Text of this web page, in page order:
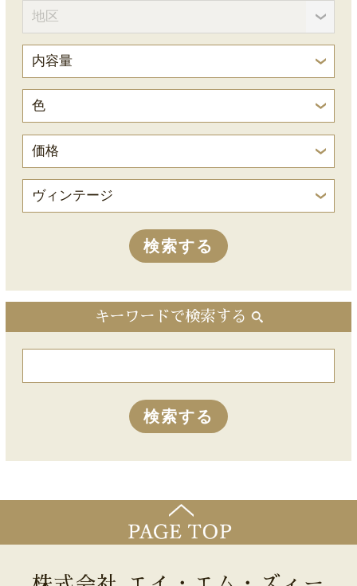
キーワードで検索する